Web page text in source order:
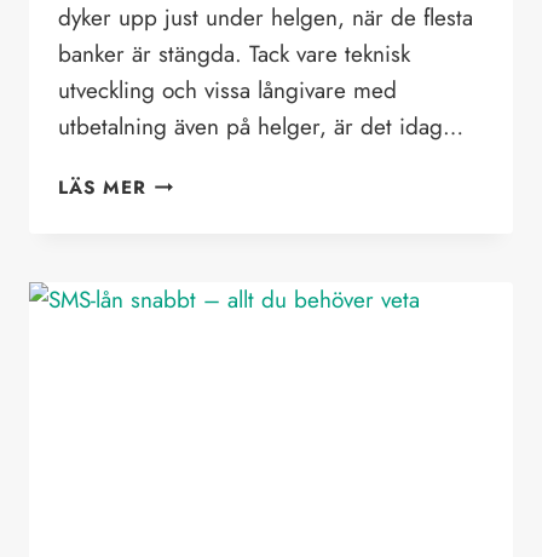
dyker upp just under helgen, när de flesta
banker är stängda. Tack vare teknisk
utveckling och vissa långivare med
utbetalning även på helger, är det idag…
LÄS MER SMS-
PÅ